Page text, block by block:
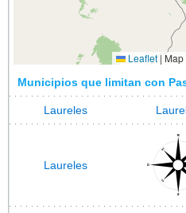
Leaflet |
Municipios que limitan con
Laureles
Laureles